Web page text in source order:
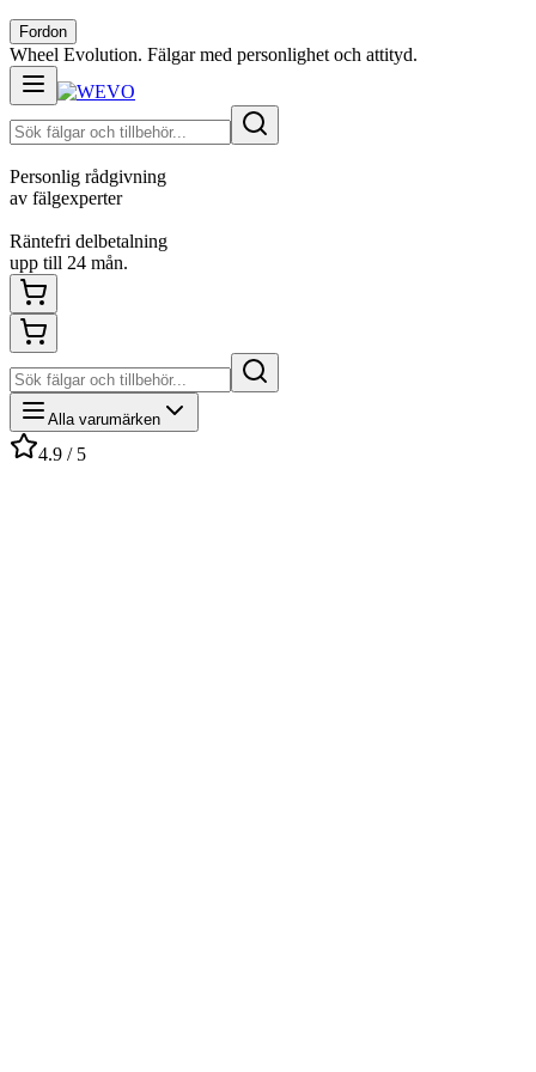
Fordon
Wheel Evolution. Fälgar med personlighet och attityd.
Personlig rådgivning
av fälgexperter
Räntefri delbetalning
upp till 24 mån.
Alla varumärken
4.9 / 5